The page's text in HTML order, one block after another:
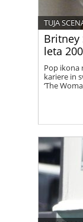
Britney
leta
TUJA
Pop ikona
kariere in
‘The